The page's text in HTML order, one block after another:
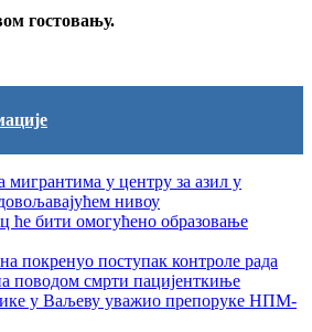
гостовању.
у центру за азил у
нивоу
ће бити омогућено образовање
покренуо поступак контроле рада
поводом смрти пацијенткиње
у Ваљеву уважио препоруке НПМ-